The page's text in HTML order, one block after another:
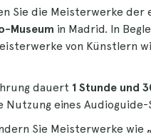
Sie die Meisterwerke der
Museum in Madrid. In
von Künstlern
dauert 1 Stunde und
Nutzung eines
Sie Meisterwerke wie